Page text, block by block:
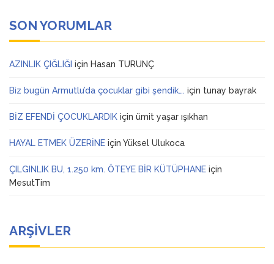
SON YORUMLAR
AZINLIK ÇIĞLIĞI için Hasan TURUNÇ
Biz bugün Armutlu’da çocuklar gibi şendik…. için tunay bayrak
BİZ EFENDİ ÇOCUKLARDIK için ümit yaşar ışıkhan
HAYAL ETMEK ÜZERİNE için Yüksel Ulukoca
ÇILGINLIK BU, 1.250 km. ÖTEYE BİR KÜTÜPHANE için
MesutTim
ARŞIVLER